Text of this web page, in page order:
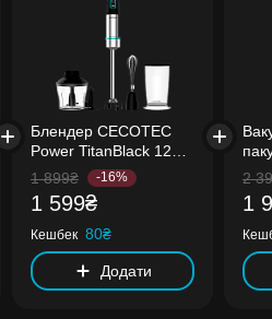
Блендер CECOTEC
Power TitanBlack 1200
XL Cream&Crush
1 899₴ -16%
1 599₴
Кешбек 80₴
Додати
2
1